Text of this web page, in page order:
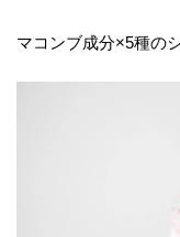
マコンブ成分×5種の